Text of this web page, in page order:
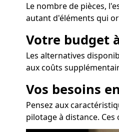
Le nombre de pièces,
autant d'éléments qui
Votre budget
Les alternatives
aux coûts
Vos besoins
Pensez aux
pilotage à distance.